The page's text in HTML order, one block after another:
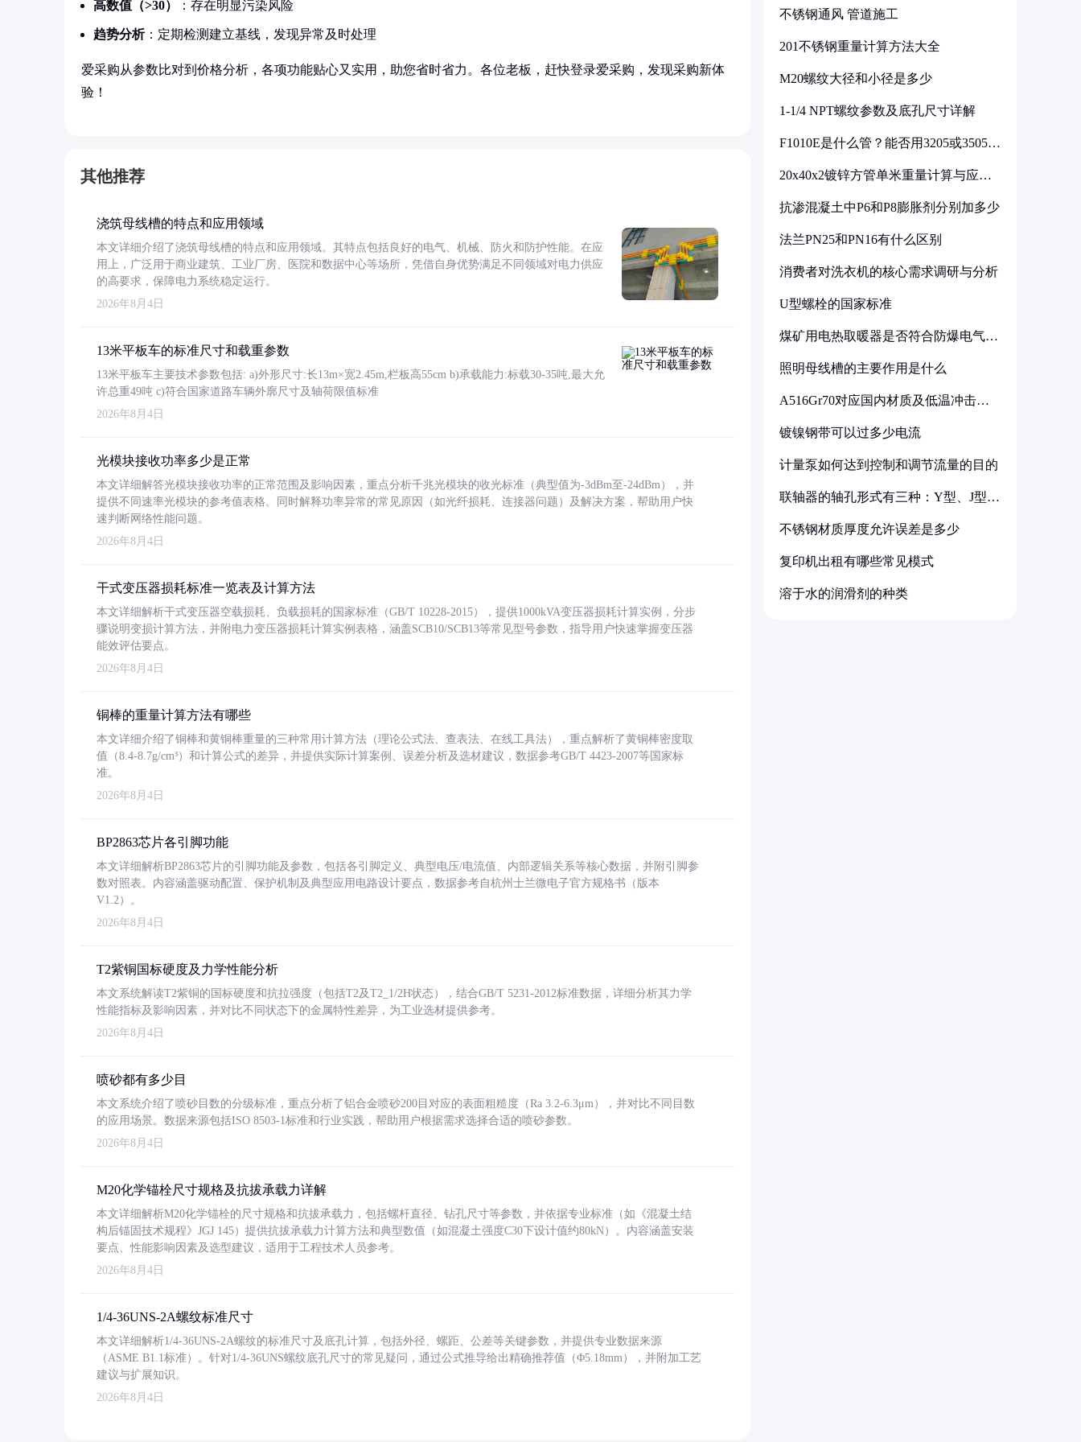
高数值（>30） ：存在明显污染风险
趋势分析：定期检测建立基线，发现异常及时处理
爱采购从参数比对到价格分析，各项功能贴心又实用，助您省时省力。各位老板，赶快登录爱采购，发现采购新体
验！
其他推荐
浇筑母线槽的特点和应用领域
本文详细介绍了浇筑母线槽的特点和应用领域。其特点包括良好的电气、机械、防火和防护性能。在应
用上，广泛用于商业建筑、工业厂房、医院和数据中心等场所，凭借自身优势满足不同领域对电力供应
的高要求，保障电力系统稳定运行。
2026年8月4日
13米平板车的标准尺寸和载重参数
13米平板车主要技术参数包括: a)外形尺寸:长13m×宽2.45m,栏板高55cm b)承载能力:标载30-35吨,最大允
许总重49吨 c)符合国家道路车辆外廓尺寸及轴荷限值标准
2026年8月4日
光模块接收功率多少是正常
本文详细解答光模块接收功率的正常范围及影响因素，重点分析千兆光模块的收光标准（典型值为-3dBm至-24dBm），并
提供不同速率光模块的参考值表格。同时解释功率异常的常见原因（如光纤损耗、连接器问题）及解决方案，帮助用户快
速判断网络性能问题。
2026年8月4日
干式变压器损耗标准一览表及计算方法
本文详细解析干式变压器空载损耗、负载损耗的国家标准（GB/T 10228-2015），提供1000kVA变压器损耗计算实例，分步
骤说明变损计算方法，并附电力变压器损耗计算实例表格，涵盖SCB10/SCB13等常见型号参数，指导用户快速掌握变压器
能效评估要点。
2026年8月4日
铜棒的重量计算方法有哪些
本文详细介绍了铜棒和黄铜棒重量的三种常用计算方法（理论公式法、查表法、在线工具法），重点解析了黄铜棒密度取
值（8.4-8.7g/cm³）和计算公式的差异，并提供实际计算案例、误差分析及选材建议，数据参考GB/T 4423-2007等国家标
准。
2026年8月4日
BP2863芯片各引脚功能
本文详细解析BP2863芯片的引脚功能及参数，包括各引脚定义、典型电压/电流值、内部逻辑关系等核心数据，并附引脚参
数对照表。内容涵盖驱动配置、保护机制及典型应用电路设计要点，数据参考自杭州士兰微电子官方规格书（版本
V1.2）。
2026年8月4日
T2紫铜国标硬度及力学性能分析
本文系统解读T2紫铜的国标硬度和抗拉强度（包括T2及T2_1/2H状态），结合GB/T 5231-2012标准数据，详细分析其力学
性能指标及影响因素，并对比不同状态下的金属特性差异，为工业选材提供参考。
2026年8月4日
喷砂都有多少目
本文系统介绍了喷砂目数的分级标准，重点分析了铝合金喷砂200目对应的表面粗糙度（Ra 3.2-6.3μm），并对比不同目数
的应用场景。数据来源包括ISO 8503-1标准和行业实践，帮助用户根据需求选择合适的喷砂参数。
2026年8月4日
M20化学锚栓尺寸规格及抗拔承载力详解
本文详细解析M20化学锚栓的尺寸规格和抗拔承载力，包括螺杆直径、钻孔尺寸等参数，并依据专业标准（如《混凝土结
构后锚固技术规程》JGJ 145）提供抗拔承载力计算方法和典型数值（如混凝土强度C30下设计值约80kN）。内容涵盖安装
要点、性能影响因素及选型建议，适用于工程技术人员参考。
2026年8月4日
1/4-36UNS-2A螺纹标准尺寸
本文详细解析1/4-36UNS-2A螺纹的标准尺寸及底孔计算，包括外径、螺距、公差等关键参数，并提供专业数据来源
（ASME B1.1标准）。针对1/4-36UNS螺纹底孔尺寸的常见疑问，通过公式推导给出精确推荐值（Φ5.18mm），并附加工艺
建议与扩展知识。
2026年8月4日
不锈钢通风 管道施工
201不锈钢重量计算方法大全
M20螺纹大径和小径是多少
1-1/4 NPT螺纹参数及底孔尺寸详解
F1010E是什么管？能否用3205或3505代
20x40x2镀锌方管单米重量计算与应用
抗渗混凝土中P6和P8膨胀剂分别加多少
法兰PN25和PN16有什么区别
消费者对洗衣机的核心需求调研与分析
U型螺栓的国家标准
煤矿用电热取暖器是否符合防爆电气设
照明母线槽的主要作用是什么
A516Gr70对应国内材质及低温冲击要
镀镍钢带可以过多少电流
计量泵如何达到控制和调节流量的目的
联轴器的轴孔形式有三种：Y型、J型、
不锈钢材质厚度允许误差是多少
复印机出租有哪些常见模式
溶于水的润滑剂的种类